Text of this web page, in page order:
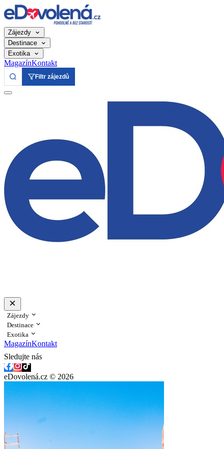
Zájezdy
Destinace
Exotika
MagazínKontakt
Filtr zájezdů
Zájezdy
Destinace
Exotika
MagazínKontakt
Sledujte nás
eDovolená.cz © 2026